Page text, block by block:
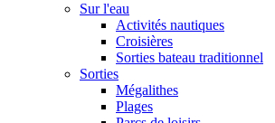
Sur l'eau
Activités nautiques
Croisières
Sorties bateau traditionnel
Sorties
Mégalithes
Plages